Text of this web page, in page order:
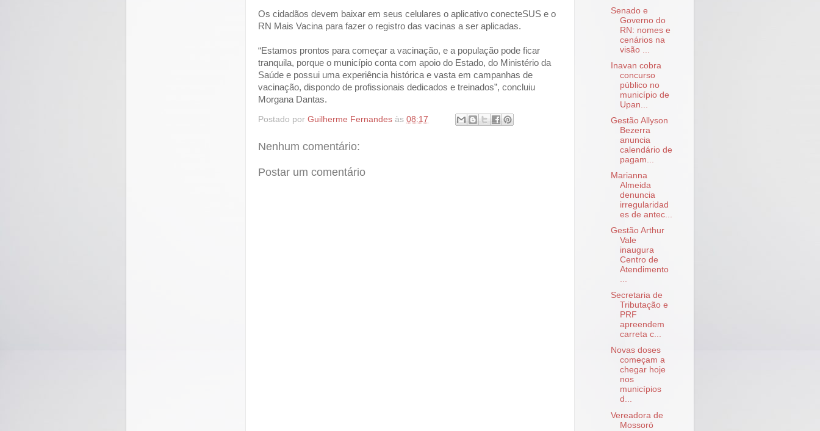
Os cidadãos devem baixar em seus celulares o aplicativo conecteSUS e o
RN Mais Vacina para fazer o registro das vacinas a ser aplicadas.
“Estamos prontos para começar a vacinação, e a população pode ficar
tranquila, porque o município conta com apoio do Estado, do Ministério da
Saúde e possui uma experiência histórica e vasta em campanhas de
vacinação, dispondo de profissionais dedicados e treinados”, concluiu
Morgana Dantas.
Postado por Guilherme Fernandes às 08:17
Nenhum comentário:
Postar um comentário
Senado e
Governo do
RN: nomes e
cenários na
visão ...
Inavan cobra
concurso
público no
município de
Upan...
Gestão Allyson
Bezerra
anuncia
calendário de
pagam...
Marianna
Almeida
denuncia
irregularidad
es de antec...
Gestão Arthur
Vale
inaugura
Centro de
Atendimento
...
Secretaria de
Tributação e
PRF
apreendem
carreta c...
Novas doses
começam a
chegar hoje
nos
municípios
d...
Vereadora de
Mossoró